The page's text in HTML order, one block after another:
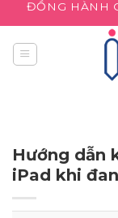
to
content
ĐỒNG HÀNH
Hướng dẫn
iPad khi